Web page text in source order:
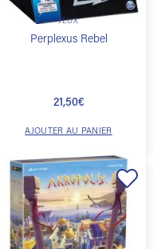
JEUX
Perplexus Rebel
21,50€
AJOUTER AU PANIER
Ajouter
à la
liste de
souhaits